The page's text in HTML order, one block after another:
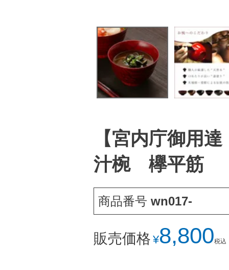
【宮内庁御用
汁椀 欅平筋
商品番号 wn017-
販売価格 ¥8,800税込